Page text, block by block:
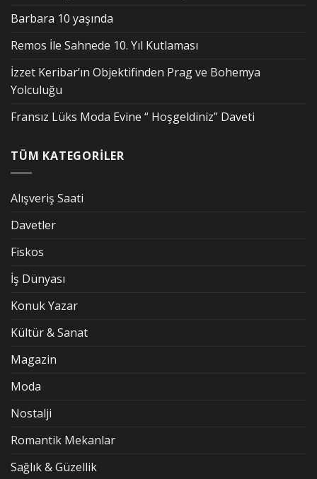
Barbara 10 yaşında
Remos İle Sahnede 10. Yıl Kutlaması
İzzet Keribar’ın Objektifinden Prag ve Bohemya
Yolculuğu
Fransız Lüks Moda Evine “ Hoşgeldiniz” Daveti
TÜM KATEGORİLER
Alışveriş Saati
Davetler
Fiskos
İş Dünyası
Konuk Yazar
Kültür & Sanat
Magazin
Moda
Nostalji
Romantik Mekanlar
Sağlık & Güzellik